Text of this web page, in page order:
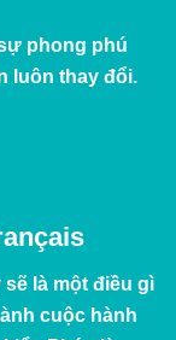
phong phú
luôn thay đổi.
là một điều gì
cuộc hành